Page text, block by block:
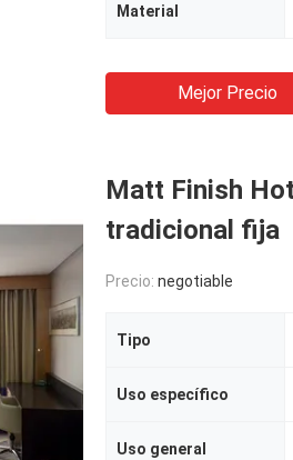
Material
Mejor Precio
Matt Finish
tradicional fija
Precio: negotiable
Tipo
Uso específico
Uso general